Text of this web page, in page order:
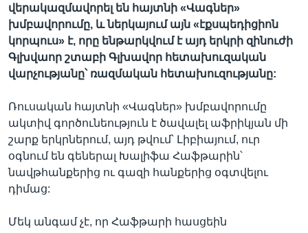
վերակազմավորել են հայտնի «Վագներ»
խմբավորումը, և ներկայում այն «էքսպեդիցիոն
կորպուս» է, որը ենթարկվում է այդ երկրի զինուժի
Գլխվաոր շտաբի Գլխավոր հետախուզական
վարչությանը՝ ռազմական հետախուզությանը:
Ռուսական հայտնի «Վագներ» խմբավորումը
ակտիվ գործունեություն է ծավալել աֆրիկյան մի
շարք երկրներում, այդ թվում՝ Լիբիայում, ուր
օգնում են գեներալ Խալիֆա Հաֆթարին՝
նավթհանքերից ու գազի հանքերից օգտվելու
դիմաց:
Մեկ անգամ չէ, որ Հաֆթարի հասցեին